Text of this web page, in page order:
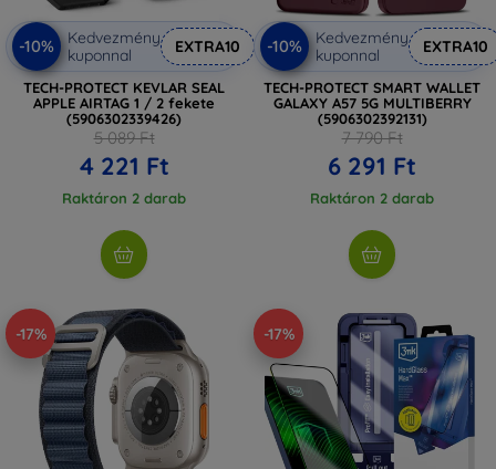
-10%
Kedvezmény
kuponnal
EXTRA10
TECH-PROTECT KEVLAR SEAL
APPLE AIRTAG 1 / 2 fekete
(5906302339426)
5 089 Ft
4 221 Ft
Raktáron 2 darab
-10%
Kedvezmény
kuponnal
EXTRA10
TECH-PROTECT SMART WALLET
GALAXY A57 5G MULTIBERRY
(5906302392131)
7 790 Ft
6 291 Ft
Raktáron 2 darab
-17% -17%